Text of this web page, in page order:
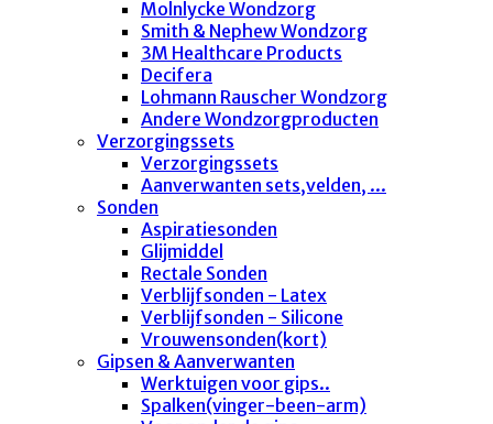
Molnlycke Wondzorg
Smith & Nephew Wondzorg
3M Healthcare Products
Decifera
Lohmann Rauscher Wondzorg
Andere Wondzorgproducten
Verzorgingssets
Verzorgingssets
Aanverwanten sets,velden, ...
Sonden
Aspiratiesonden
Glijmiddel
Rectale Sonden
Verblijfsonden - Latex
Verblijfsonden - Silicone
Vrouwensonden(kort)
Gipsen & Aanverwanten
Werktuigen voor gips..
Spalken(vinger-been-arm)